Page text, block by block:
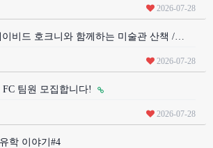
2026-07-28
비드 호크니와 함께하는 미술관 산책 /…
2026-07-28
FC 팀원 모집합니다!
2026-07-28
학 이야기#4